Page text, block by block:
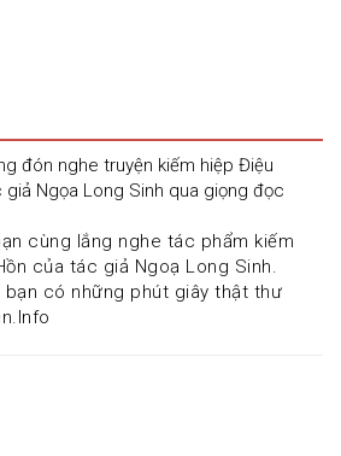
đón nghe truyện kiếm hiệp Điệu
Ngọa Long Sinh qua giọng đọc
cùng lắng nghe tác phẩm kiếm
của tác giả Ngoạ Long Sinh.
bạn có những phút giây thật thư